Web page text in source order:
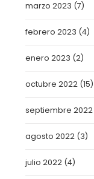
marzo 2023 (7)
febrero 2023 (4)
enero 2023 (2)
octubre 2022 (15)
septiembre 2022
agosto 2022 (3)
julio 2022 (4)